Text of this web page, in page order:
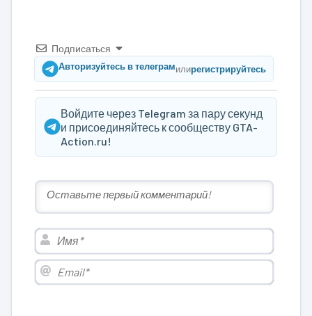
Подписаться
Авторизуйтесь в телеграмилирегистрируйтесь
Войдите через Telegram за пару секунд
и присоединяйтесь к сообществу GTA-
Action.ru!
Имя*
Email*